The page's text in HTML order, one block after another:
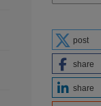
post
share
share